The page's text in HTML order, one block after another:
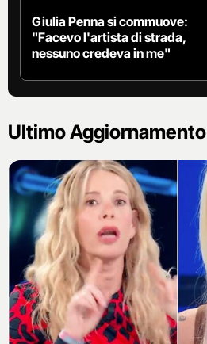
Giulia Penna si commuove:
"Facevo l'artista di strada,
nessuno credeva in me"
Ultimo Aggiornamento